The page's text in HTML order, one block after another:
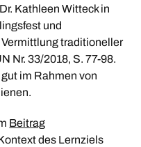
Kathleen Witteck in
und
traditioneller
Nr. 33/2018, S. 77-98.
im Rahmen von
Beitrag
des Lernziels